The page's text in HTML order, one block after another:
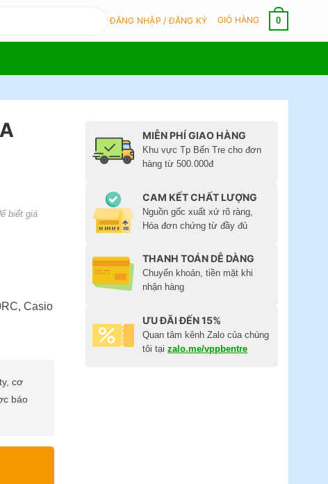
ĐĂNG NHẬP / ĐĂNG KÝ GIỎ HÀNG 0
biết giá
Casio
cơ
báo
MIỄN PHÍ GIAO HÀNG
Khu vực Tp Bến Tre cho đơn
hàng từ 500.000đ
CAM KẾT CHẤT LƯỢNG
Nguồn gốc xuất xứ rõ ràng,
Hóa đơn chứng từ đầy đủ
THANH TOÁN DỄ DÀNG
Chuyển khoản, tiền mặt khi
nhận hàng
ƯU ĐÃI ĐẾN 15%
Quan tâm kênh Zalo của chúng
tôi tạizalo.me/vppbentre